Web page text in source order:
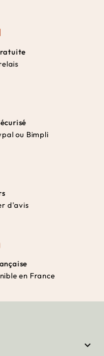
ou Bimpli
d'avis
en France
